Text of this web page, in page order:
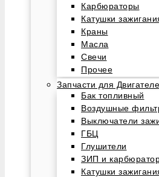
Карбюраторы
Катушки
Краны
Масла
Свечи
Прочее
Запчасти для
Бак топливный
Воздушные
Выключатели
ГБЦ
Глушители
ЗИП и
Катушки